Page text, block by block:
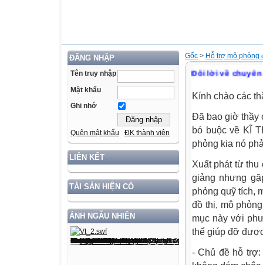
ĐĂNG NHẬP
Tên truy nhập
Mật khẩu
Ghi nhớ
Quên mật khẩu ĐK thành viên
LIÊN KẾT
TÀI SẢN HIỆN CÓ
ẢNH NGẪU NHIÊN
Gốc > Hỗ trợ mô phỏng
Đôi lời về
Kính chào các
Đã bao giờ thầy
bó buộc về KĨ
phỏng kia nó
Xuất phát từ thu
giảng nhưng
phỏng quỹ tích,
đồ thị, mô
mục này với
thể giúp đỡ
- Chủ đề hỗ trợ: